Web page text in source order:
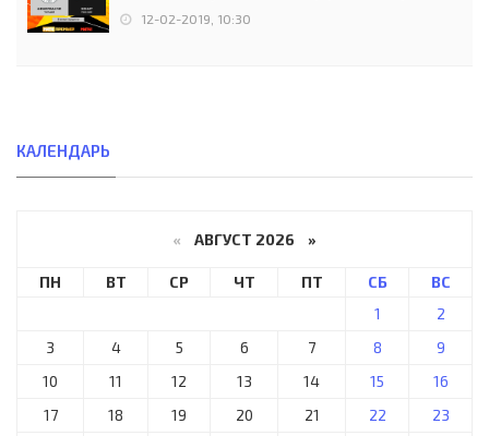
12-02-2019, 10:30
КАЛЕНДАРЬ
« АВГУСТ 2026 »
ПН ВТ СР ЧТ ПТ СБ
ВС
1
2
3
4 5 6 7 8
9
10
11 12 13 14 15
16
17
18 19 20 21 22
23